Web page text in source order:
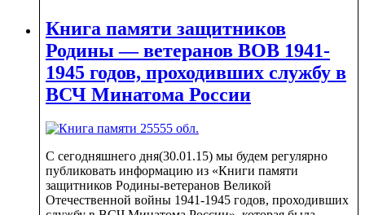
Книга памяти защитников
Родины — ветеранов ВОВ 1941-
1945 годов, проходивших службу в
ВСЧ Минатома России
С сегодняшнего дня(30.01.15) мы будем регулярно
публиковать информацию из «Книги памяти
защитников Родины-ветеранов Великой
Отечественной войны 1941-1945 годов, проходивших